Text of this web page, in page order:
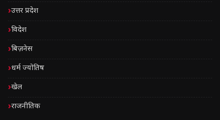
उत्तर प्रदेश
विदेश
बिज़नेस
धर्म ज्योतिष
खेल
राजनीतिक